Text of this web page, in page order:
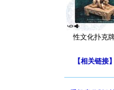
性文化扑克
【相关链接】